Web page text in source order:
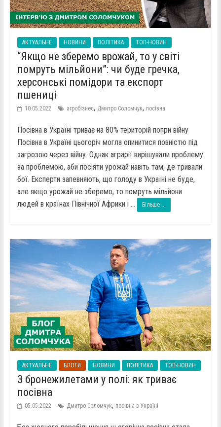
АКТУАЛЬНЕ НОВИНИ ПОЛІТИКА ТОП-НОВИН
“Якщо не зберемо врожай, то у світі
помруть мільйони”: чи буде гречка,
херсонські помідори та експорт
пшениці
10.05.2022 агробізнес, Дмитро Соломчук, посівна
Посівна в Україні триває на 80% територій попри війну
Посівна в Україні цьогоріч могла опинитися повністю під
загрозою через війну. Однак аграрії вирішували проблему
за проблемою, аби посіяти урожай навіть там, де тривали
бої. Експерти запевняють, що голоду в Україні не буде,
але якщо урожай не зберемо, то помруть мільйони
людей в країнах Північної Африки і ...
Більше ...
АКТУАЛЬНЕ БЛОГИ НОВИНИ ПОЛІТИКА ТОП-НОВИН
З бронежилетами у полі: як триває
посівна
05.05.2022 Дмитро Соломчук, посівна в Україні